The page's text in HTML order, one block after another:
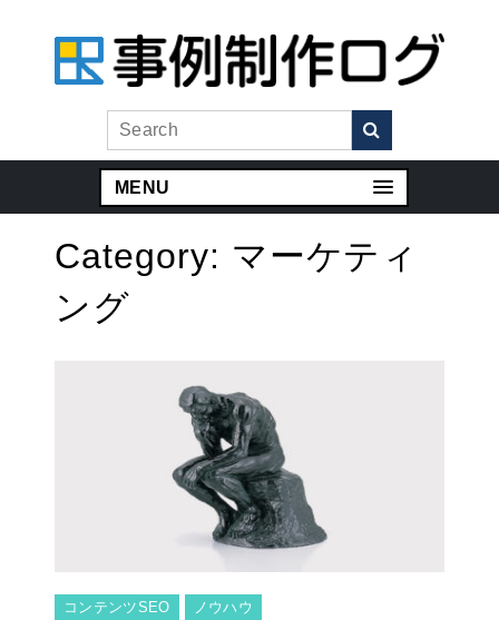
MENU
Category: マーケティ
ング
コンテンツSEO ノウハウ